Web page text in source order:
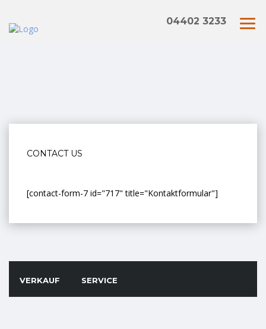
04402 3233
CONTACT US
[contact-form-7 id="717" title="Kontaktformular"]
VERKAUF SERVICE